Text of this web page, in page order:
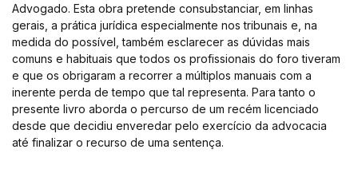
Advogado. Esta obra pretende consubstanciar, em linhas
gerais, a prática jurídica especialmente nos tribunais e, na
medida do possível, também esclarecer as dúvidas mais
comuns e habituais que todos os profissionais do foro tiveram
e que os obrigaram a recorrer a múltiplos manuais com a
inerente perda de tempo que tal representa. Para tanto o
presente livro aborda o percurso de um recém licenciado
desde que decidiu enveredar pelo exercício da advocacia
até finalizar o recurso de uma sentença.